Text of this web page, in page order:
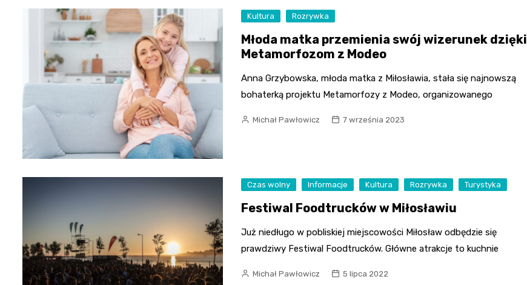
Kultura Rozrywka
Młoda matka przemienia swój wizerunek dzięki
Metamorfozom z Modeo
Anna Grzybowska, młoda matka z Miłosławia, stała się najnowszą
bohaterką projektu Metamorfozy z Modeo, organizowanego
Michał Pawłowicz 7 września 2023
Czas wolny Informacje Kultura Rozrywka Turystyka
Festiwal Foodtrucków w Miłosławiu
Już niedługo w pobliskiej miejscowości Miłosław odbędzie się
prawdziwy Festiwal Foodtrucków. Główne atrakcje to kuchnie
Michał Pawłowicz 5 lipca 2022